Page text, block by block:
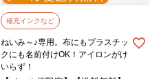
補充インクなど
ねいみ～♪専用。布にもプラスチッ
クにも名前付けOK！アイロンがけ
いらず！